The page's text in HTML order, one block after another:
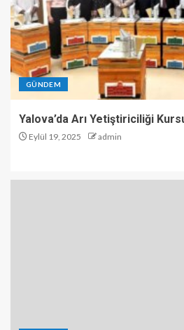
GÜNDEM
Yalova’da Arı Yetiştiriciliği
Eylül 19, 2025 admin